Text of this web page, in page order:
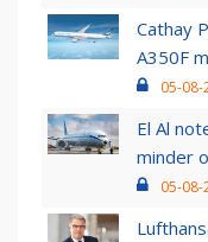
Cathay
A350F
05-08-
El Al
minder
05-08-